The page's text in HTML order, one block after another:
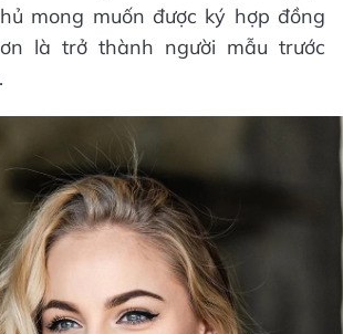
mong muốn được ký hợp đồng
là trở thành người mẫu trước